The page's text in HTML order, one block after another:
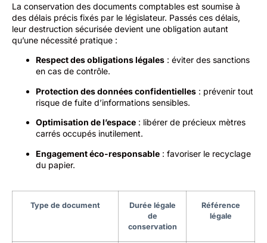
La conservation des documents comptables est soumise à
des délais précis fixés par le législateur. Passés ces délais,
leur destruction sécurisée devient une obligation autant
qu’une nécessité pratique :
Respect des obligations légales : éviter des sanctions
en cas de contrôle.
Protection des données confidentielles : prévenir tout
risque de fuite d’informations sensibles.
Optimisation de l’espace : libérer de précieux mètres
carrés occupés inutilement.
Engagement éco-responsable : favoriser le recyclage
du papier.
Type de document
Durée légale
de
conservation
Référence
légale